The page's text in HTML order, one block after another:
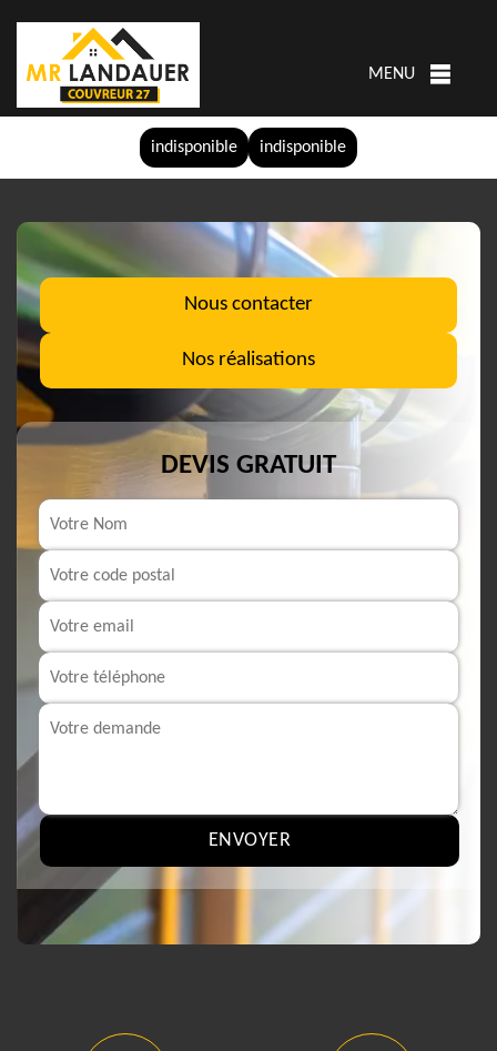
indisponible indisponible
MENU
Nous contacter
Nos réalisations
DEVIS GRATUIT